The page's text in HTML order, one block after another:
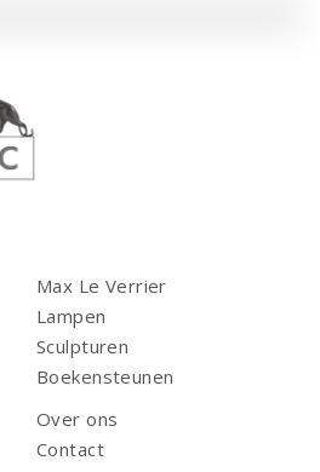
Max Le Verrier
Lampen
Sculpturen
Boekensteunen
Over ons
Contact